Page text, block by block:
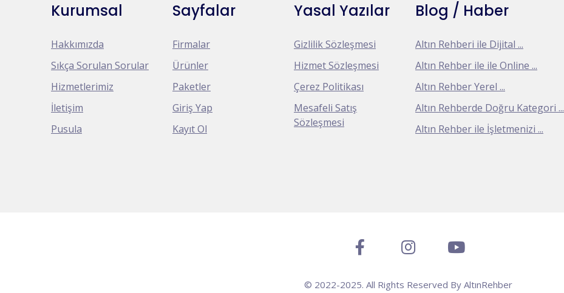
Kurumsal
Hakkımızda
Sıkça Sorulan Sorular
Hizmetlerimiz
İletişim
Pusula
Sayfalar
Firmalar
Ürünler
Paketler
Giriş Yap
Kayıt Ol
Yasal Yazılar
Gizlilik Sözleşmesi
Hizmet Sözleşmesi
Çerez Politikası
Mesafeli Satış
Sözleşmesi
Blog / Haber
Altın Rehberi ile Dijital ...
Altın Rehber ile ile Online ...
Altın Rehber Yerel ...
Altın Rehberde Doğru Kategori ...
Altın Rehber ile İşletmenizi ...
© 2022-2025. All Rights Reserved By AltınRehber